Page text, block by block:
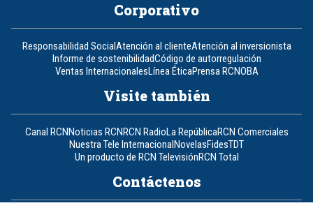
Corporativo
Responsabilidad SocialAtención al clienteAtención al inversionista
Informe de sostenibilidadCódigo de autorregulación
Ventas InternacionalesLínea ÉticaPrensa RCNOBA
Visite también
Canal RCNNoticias RCNRCN RadioLa RepúblicaRCN Comerciales
Nuestra Tele InternacionalNovelasFidesTDT
Un producto de RCN TelevisiónRCN Total
Contáctenos